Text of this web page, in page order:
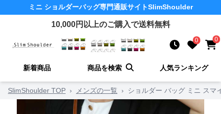
ミニ ショルダーバッグ専門通販サイトSlimShoulder
10,000円以上のご購入で送料無料
0 0
新着商品 商品を検索 人気ランキング
SlimShoulder TOP › メンズの一覧 › ショルダー バッグ ミニ スマ